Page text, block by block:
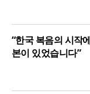
“한국 복음의 시작
본이 있었습니다”